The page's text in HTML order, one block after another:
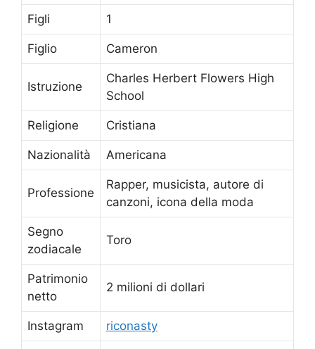
Figli 1
Figlio Cameron
Istruzione
Charles Herbert Flowers High
School
Religione Cristiana
Nazionalità Americana
Professione
Rapper, musicista, autore di
canzoni, icona della moda
Segno
zodiacale
Toro
Patrimonio
netto
2 milioni di dollari
Instagram riconasty